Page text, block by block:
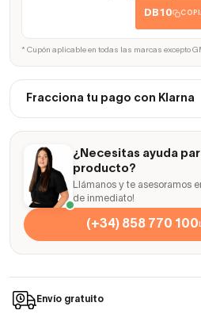
DB10
* Cupón aplicable en todas las marcas excepto
Fracciona tu pago con Klarna
¿Necesitas ayuda
producto?
Llámanos y te asesoramos
de inmediato!
(+34) 858 770 100
Envío gratuito